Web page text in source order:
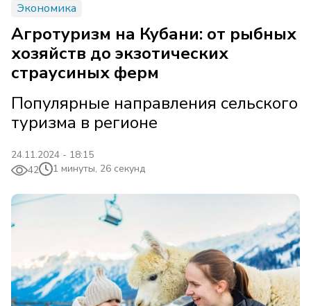
Экономика
Агротуризм на Кубани: от рыбных
хозяйств до экзотических
страусиных ферм
Популярные направления сельского
туризма в регионе
24.11.2024 - 18:15
42
1 минуты, 26 секунд